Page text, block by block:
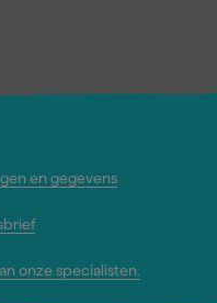
en gegevens
onze specialisten.